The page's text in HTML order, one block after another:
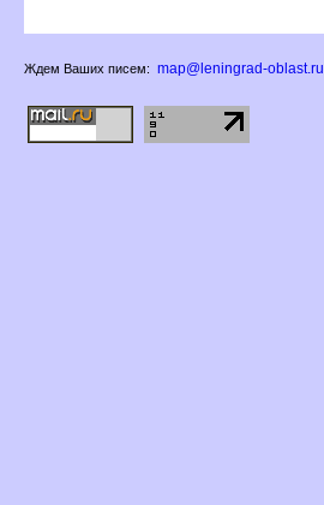
Ждем Ваших писем: map@leningrad-oblast.ru